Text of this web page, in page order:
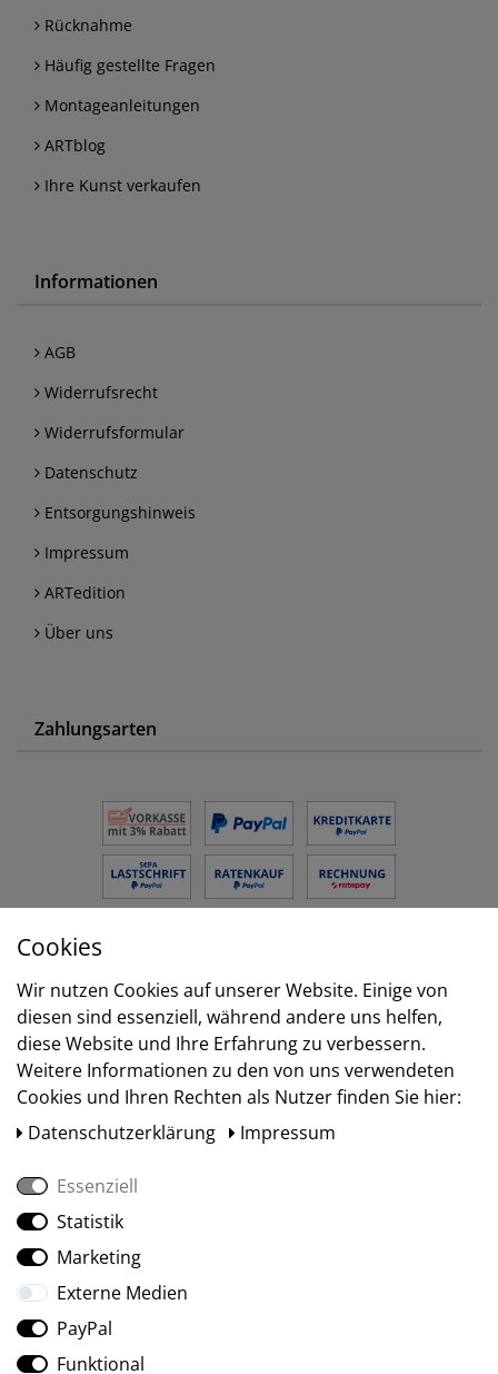
Rücknahme
Häufig gestellte Fragen
Montageanleitungen
ARTblog
Ihre Kunst verkaufen
Informationen
AGB
Widerrufsrecht
Widerrufsformular
Datenschutz
Entsorgungshinweis
Impressum
ARTedition
Über uns
Zahlungsarten
Versand
Social Media
Cookies
Wir nutzen Cookies auf unserer Website. Einige von
diesen sind essenziell, während andere uns helfen,
diese Website und Ihre Erfahrung zu verbessern.
Weitere Informationen zu den von uns verwendeten
Cookies und Ihren Rechten als Nutzer finden Sie hier:
Daten­schutz­erklärung
Impressum
Essenziell
Statistik
Marketing
Externe Medien
PayPal
Funktional